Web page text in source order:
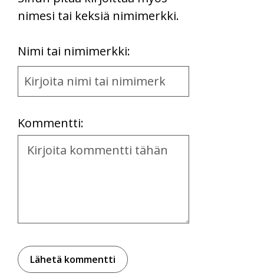
nimesi tai keksiä nimimerkki.
Nimi tai nimimerkki:
Name
and
Kommentti:
Kommentti